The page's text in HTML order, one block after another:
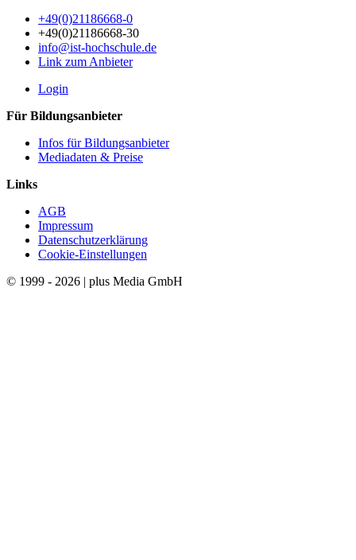
+49(0)21186668-0
+49(0)21186668-30
info@ist-hochschule.de
Link zum Anbieter
Login
Für Bildungsanbieter
Infos für Bildungsanbieter
Mediadaten & Preise
Links
AGB
Impressum
Datenschutzerklärung
Cookie-Einstellungen
© 1999 - 2026 | plus Media GmbH